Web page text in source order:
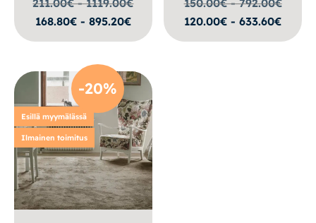
168.80€ - 895.20€
120.00€ - 633.60€
-20%
Esillä myymälässä
Ilmainen toimitus